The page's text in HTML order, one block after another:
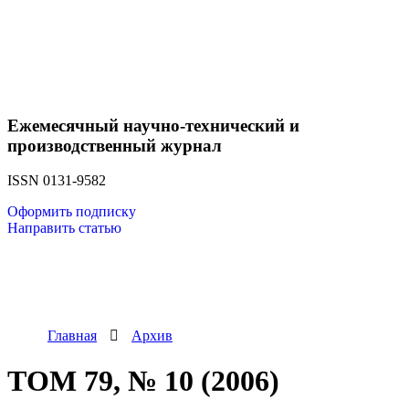
Ежемесячный научно-технический и
производственный журнал
ISSN 0131-9582
Оформить подписку
Направить статью
Главная Архив
ТОМ 79, № 10 (2006)